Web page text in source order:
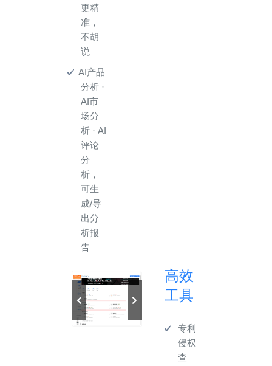
更精
准，
不胡
说
AI产品
分析 ·
AI市
场分
析 · AI
评论
分
析，
可生
成/导
出分
析报
告
高效
工具
专利
侵权
查